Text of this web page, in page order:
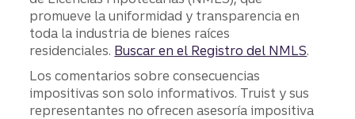
promueve la uniformidad y transparencia en
toda la industria de bienes raíces
residenciales. Buscar en el Registro del NMLS.
Los comentarios sobre consecuencias
impositivas son solo informativos. Truist y sus
representantes no ofrecen asesoría impositiva